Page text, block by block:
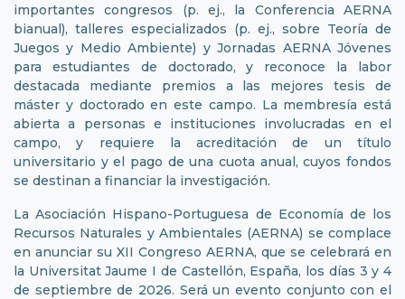
importantes congresos (p. ej., la Conferencia AERNA
bianual), talleres especializados (p. ej., sobre Teoría de
Juegos y Medio Ambiente) y Jornadas AERNA Jóvenes
para estudiantes de doctorado, y reconoce la labor
destacada mediante premios a las mejores tesis de
máster y doctorado en este campo. La membresía está
abierta a personas e instituciones involucradas en el
campo, y requiere la acreditación de un título
universitario y el pago de una cuota anual, cuyos fondos
se destinan a financiar la investigación.
La Asociación Hispano-Portuguesa de Economía de los
Recursos Naturales y Ambientales (AERNA) se complace
en anunciar su XII Congreso AERNA, que se celebrará en
la Universitat Jaume I de Castellón, España, los días 3 y 4
de septiembre de 2026. Será un evento conjunto con el